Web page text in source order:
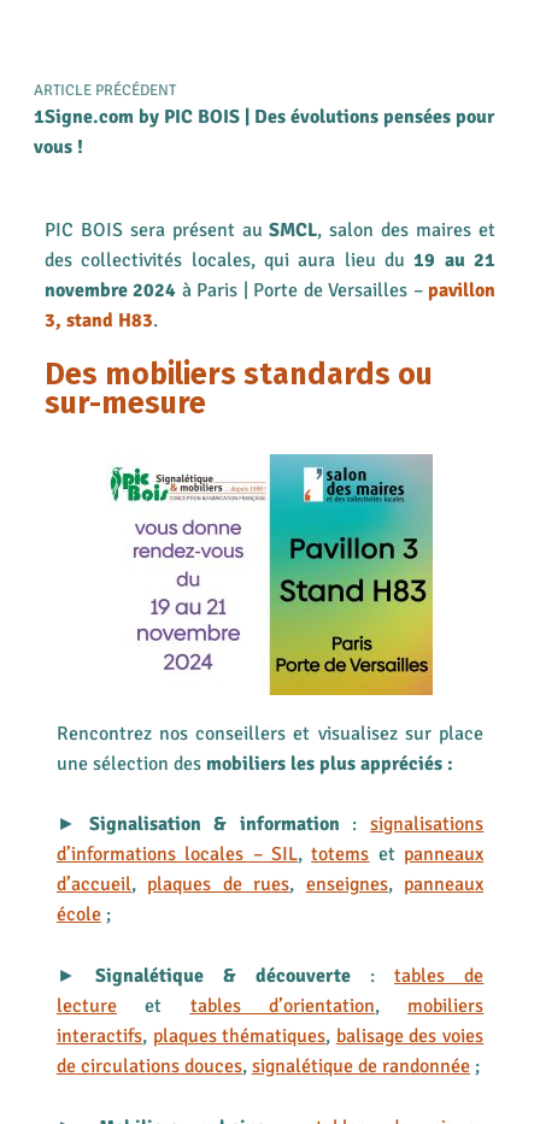
ARTICLE PRÉCÉDENT
1Signe.com by PIC BOIS | Des évolutions pensées pour
vous !
PIC BOIS sera présent auSMCL, salon des maires et
des collectivités locales, qui aura lieu du19 au 21
novembre 2024 à Paris | Porte de Versailles – pavillon
3, stand H83.
Des mobiliers standards ou
sur-mesure
Rencontrez nos conseillers et visualisez sur place
une sélection desmobiliers les plus appréciés :
► Signalisation & information :signalisations
d’informations locales – SIL, totems et panneaux
d’accueil, plaques de rues, enseignes, panneaux
école;
► Signalétique & découverte :tables de
lectureet tables d’orientation, mobiliers
interactifs, plaques thématiques, balisage des voies
de circulations douces, signalétique de randonnée;